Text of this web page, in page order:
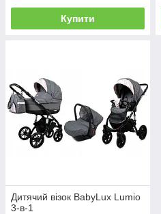
Купити
Дитячий візок BabyLux Lumio
3-в-1